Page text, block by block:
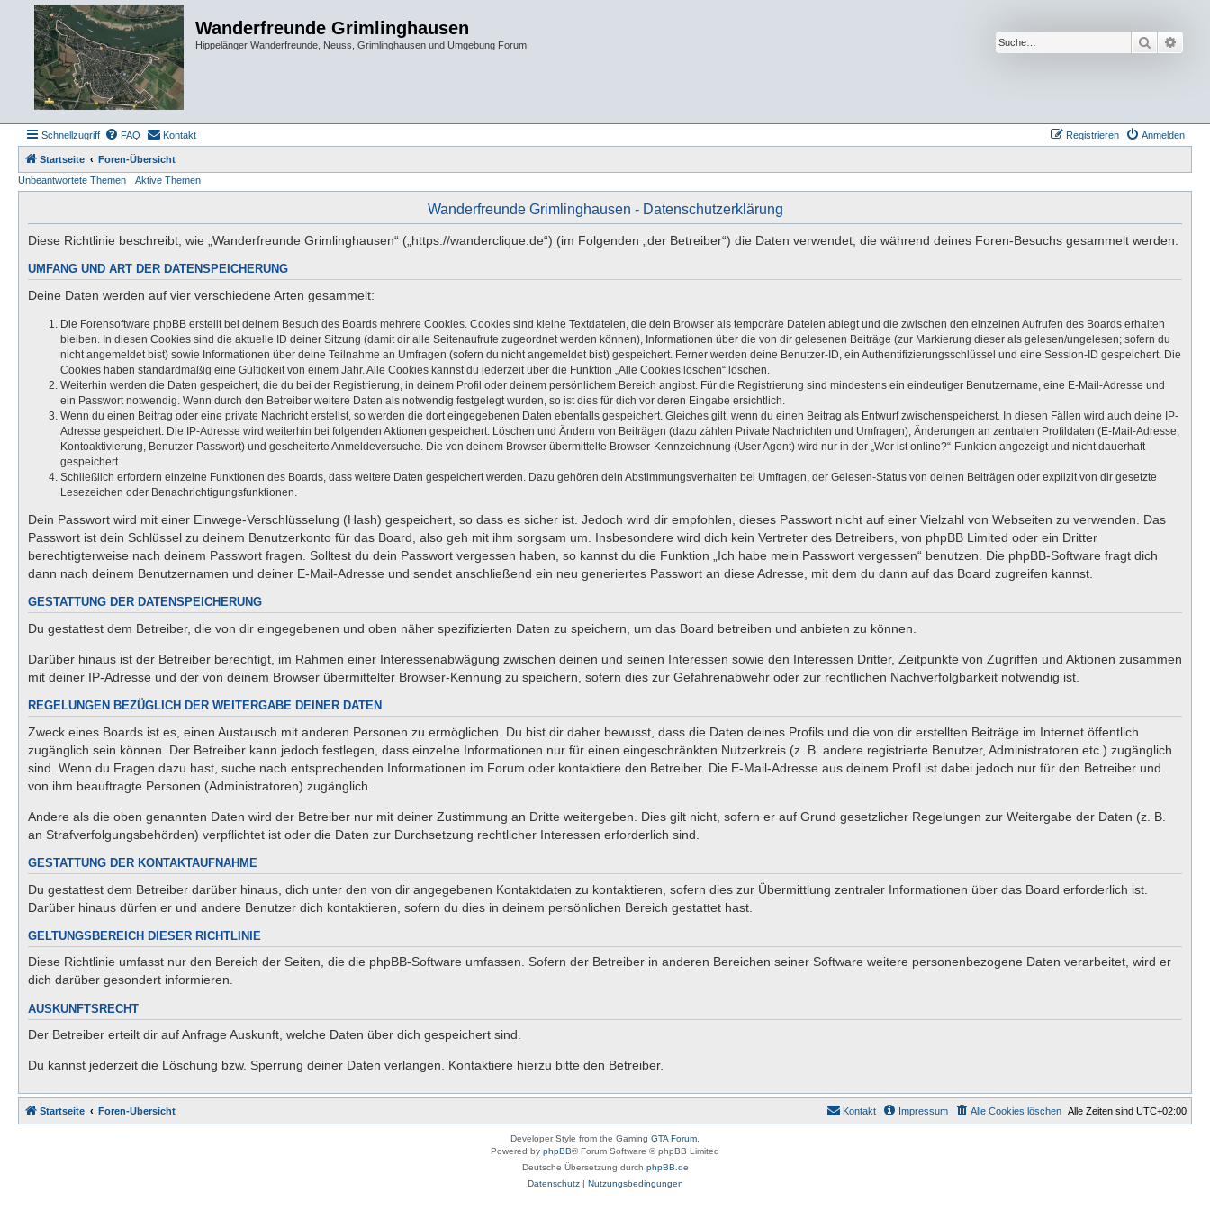
Wanderfreunde Grimlinghausen
Hippelänger Wanderfreunde, Neuss, Grimlinghausen und Umgebung Forum Suche
Schnellzugriff FAQ Kontakt Anmelden
Registrieren
Startseite
Foren-Übersicht
Unbeantwortete Themen
Aktive Themen
Wanderfreunde Grimlinghausen - Datenschutzerklärung
Diese Richtlinie beschreibt, wie „Wanderfreunde Grimlinghausen“ („https://wanderclique.de“) (im Folgenden „der Betreiber“) die Daten verwendet, die während deines Foren-Besuchs gesammelt werden.
UMFANG UND ART DER DATENSPEICHERUNG
Deine Daten werden auf vier verschiedene Arten gesammelt:
Die Forensoftware phpBB erstellt bei deinem Besuch des Boards mehrere Cookies. Cookies sind kleine Textdateien, die dein Browser als temporäre Dateien ablegt und die zwischen den einzelnen Aufrufen des Boards erhalten
bleiben. In diesen Cookies sind die aktuelle ID deiner Sitzung (damit dir alle Seitenaufrufe zugeordnet werden können), Informationen über die von dir gelesenen Beiträge (zur Markierung dieser als gelesen/ungelesen; sofern du
nicht angemeldet bist) sowie Informationen über deine Teilnahme an Umfragen (sofern du nicht angemeldet bist) gespeichert. Ferner werden deine Benutzer-ID, ein Authentifizierungsschlüssel und eine Session-ID gespeichert. Die
Cookies haben standardmäßig eine Gültigkeit von einem Jahr. Alle Cookies kannst du jederzeit über die Funktion „Alle Cookies löschen“ löschen.
Weiterhin werden die Daten gespeichert, die du bei der Registrierung, in deinem Profil oder deinem persönlichem Bereich angibst. Für die Registrierung sind mindestens ein eindeutiger Benutzername, eine E-Mail-Adresse und
ein Passwort notwendig. Wenn durch den Betreiber weitere Daten als notwendig festgelegt wurden, so ist dies für dich vor deren Eingabe ersichtlich.
Wenn du einen Beitrag oder eine private Nachricht erstellst, so werden die dort eingegebenen Daten ebenfalls gespeichert. Gleiches gilt, wenn du einen Beitrag als Entwurf zwischenspeicherst. In diesen Fällen wird auch deine IP-
Adresse gespeichert. Die IP-Adresse wird weiterhin bei folgenden Aktionen gespeichert: Löschen und Ändern von Beiträgen (dazu zählen Private Nachrichten und Umfragen), Änderungen an zentralen Profildaten (E-Mail-Adresse,
Kontoaktivierung, Benutzer-Passwort) und gescheiterte Anmeldeversuche. Die von deinem Browser übermittelte Browser-Kennzeichnung (User Agent) wird nur in der „Wer ist online?“-Funktion angezeigt und nicht dauerhaft
gespeichert.
Schließlich erfordern einzelne Funktionen des Boards, dass weitere Daten gespeichert werden. Dazu gehören dein Abstimmungsverhalten bei Umfragen, der Gelesen-Status von deinen Beiträgen oder explizit von dir gesetzte
Lesezeichen oder Benachrichtigungsfunktionen.
Dein Passwort wird mit einer Einwege-Verschlüsselung (Hash) gespeichert, so dass es sicher ist. Jedoch wird dir empfohlen, dieses Passwort nicht auf einer Vielzahl von Webseiten zu verwenden. Das
Passwort ist dein Schlüssel zu deinem Benutzerkonto für das Board, also geh mit ihm sorgsam um. Insbesondere wird dich kein Vertreter des Betreibers, von phpBB Limited oder ein Dritter
berechtigterweise nach deinem Passwort fragen. Solltest du dein Passwort vergessen haben, so kannst du die Funktion „Ich habe mein Passwort vergessen“ benutzen. Die phpBB-Software fragt dich
dann nach deinem Benutzernamen und deiner E-Mail-Adresse und sendet anschließend ein neu generiertes Passwort an diese Adresse, mit dem du dann auf das Board zugreifen kannst.
GESTATTUNG DER DATENSPEICHERUNG
Du gestattest dem Betreiber, die von dir eingegebenen und oben näher spezifizierten Daten zu speichern, um das Board betreiben und anbieten zu können.
Darüber hinaus ist der Betreiber berechtigt, im Rahmen einer Interessenabwägung zwischen deinen und seinen Interessen sowie den Interessen Dritter, Zeitpunkte von Zugriffen und Aktionen zusammen
mit deiner IP-Adresse und der von deinem Browser übermittelter Browser-Kennung zu speichern, sofern dies zur Gefahrenabwehr oder zur rechtlichen Nachverfolgbarkeit notwendig ist.
REGELUNGEN BEZÜGLICH DER WEITERGABE DEINER DATEN
Zweck eines Boards ist es, einen Austausch mit anderen Personen zu ermöglichen. Du bist dir daher bewusst, dass die Daten deines Profils und die von dir erstellten Beiträge im Internet öffentlich
zugänglich sein können. Der Betreiber kann jedoch festlegen, dass einzelne Informationen nur für einen eingeschränkten Nutzerkreis (z. B. andere registrierte Benutzer, Administratoren etc.) zugänglich
sind. Wenn du Fragen dazu hast, suche nach entsprechenden Informationen im Forum oder kontaktiere den Betreiber. Die E-Mail-Adresse aus deinem Profil ist dabei jedoch nur für den Betreiber und
von ihm beauftragte Personen (Administratoren) zugänglich.
Andere als die oben genannten Daten wird der Betreiber nur mit deiner Zustimmung an Dritte weitergeben. Dies gilt nicht, sofern er auf Grund gesetzlicher Regelungen zur Weitergabe der Daten (z. B.
an Strafverfolgungsbehörden) verpflichtet ist oder die Daten zur Durchsetzung rechtlicher Interessen erforderlich sind.
GESTATTUNG DER KONTAKTAUFNAHME
Du gestattest dem Betreiber darüber hinaus, dich unter den von dir angegebenen Kontaktdaten zu kontaktieren, sofern dies zur Übermittlung zentraler Informationen über das Board erforderlich ist.
Darüber hinaus dürfen er und andere Benutzer dich kontaktieren, sofern du dies in deinem persönlichen Bereich gestattet hast.
GELTUNGSBEREICH DIESER RICHTLINIE
Diese Richtlinie umfasst nur den Bereich der Seiten, die die phpBB-Software umfassen. Sofern der Betreiber in anderen Bereichen seiner Software weitere personenbezogene Daten verarbeitet, wird er
dich darüber gesondert informieren.
AUSKUNFTSRECHT
Der Betreiber erteilt dir auf Anfrage Auskunft, welche Daten über dich gespeichert sind.
Du kannst jederzeit die Löschung bzw. Sperrung deiner Daten verlangen. Kontaktiere hierzu bitte den Betreiber.
Startseite Foren-Übersicht Alle Zeiten sind UTC+02:00
Alle Cookies löschen
Impressum
Kontakt
Developer Style from the Gaming GTA Forum
Powered by phpBB® Forum Software © phpBB Limited
Deutsche Übersetzung durch phpBB.de
Datenschutz| Nutzungsbedingungen